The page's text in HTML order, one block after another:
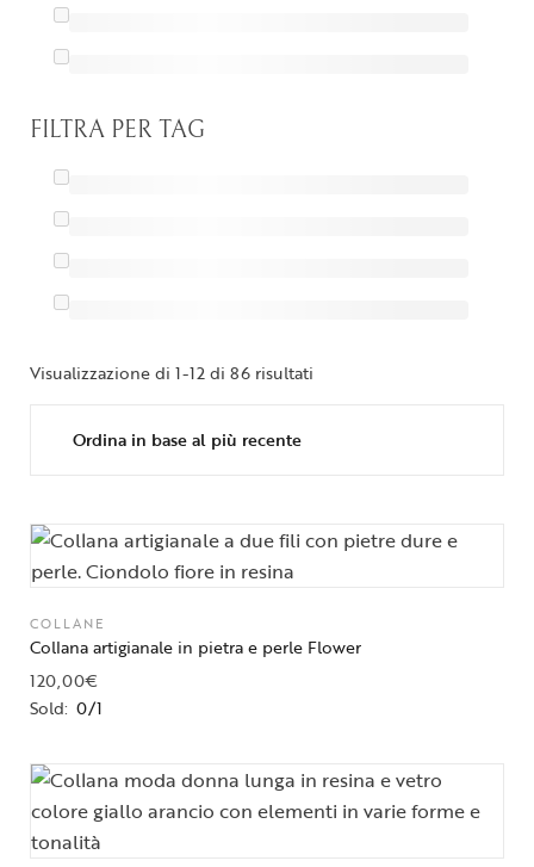
FILTRA PER TAG
Visualizzazione di 1-12 di 86 risultati
COLLANE
Collana artigianale in pietra e perle Flower
120,00€
Sold: 0/1